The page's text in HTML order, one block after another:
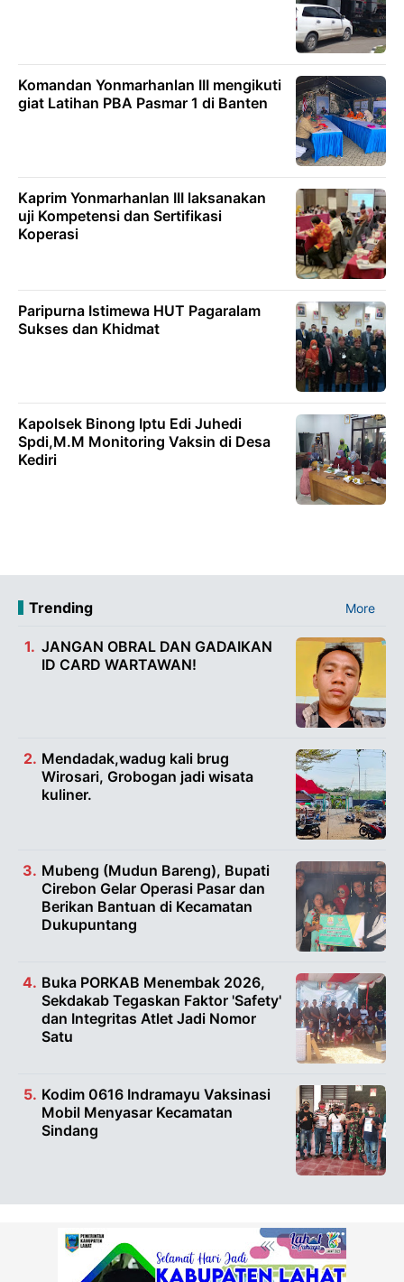
Komandan Yonmarhanlan III mengikuti
giat Latihan PBA Pasmar 1 di Banten
Kaprim Yonmarhanlan III laksanakan
uji Kompetensi dan Sertifikasi
Koperasi
Paripurna Istimewa HUT Pagaralam
Sukses dan Khidmat
Kapolsek Binong Iptu Edi Juhedi
Spdi,M.M Monitoring Vaksin di Desa
Kediri
Trending More
JANGAN OBRAL DAN GADAIKAN
ID CARD WARTAWAN!
Mendadak,wadug kali brug
Wirosari, Grobogan jadi wisata
kuliner.
Mubeng (Mudun Bareng), Bupati
Cirebon Gelar Operasi Pasar dan
Berikan Bantuan di Kecamatan
Dukupuntang
Buka PORKAB Menembak 2026,
Sekdakab Tegaskan Faktor 'Safety'
dan Integritas Atlet Jadi Nomor
Satu
Kodim 0616 Indramayu Vaksinasi
Mobil Menyasar Kecamatan
Sindang